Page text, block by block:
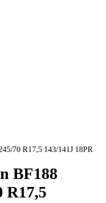
70 R17,5 143/141J 18PR
BF188
R17,5